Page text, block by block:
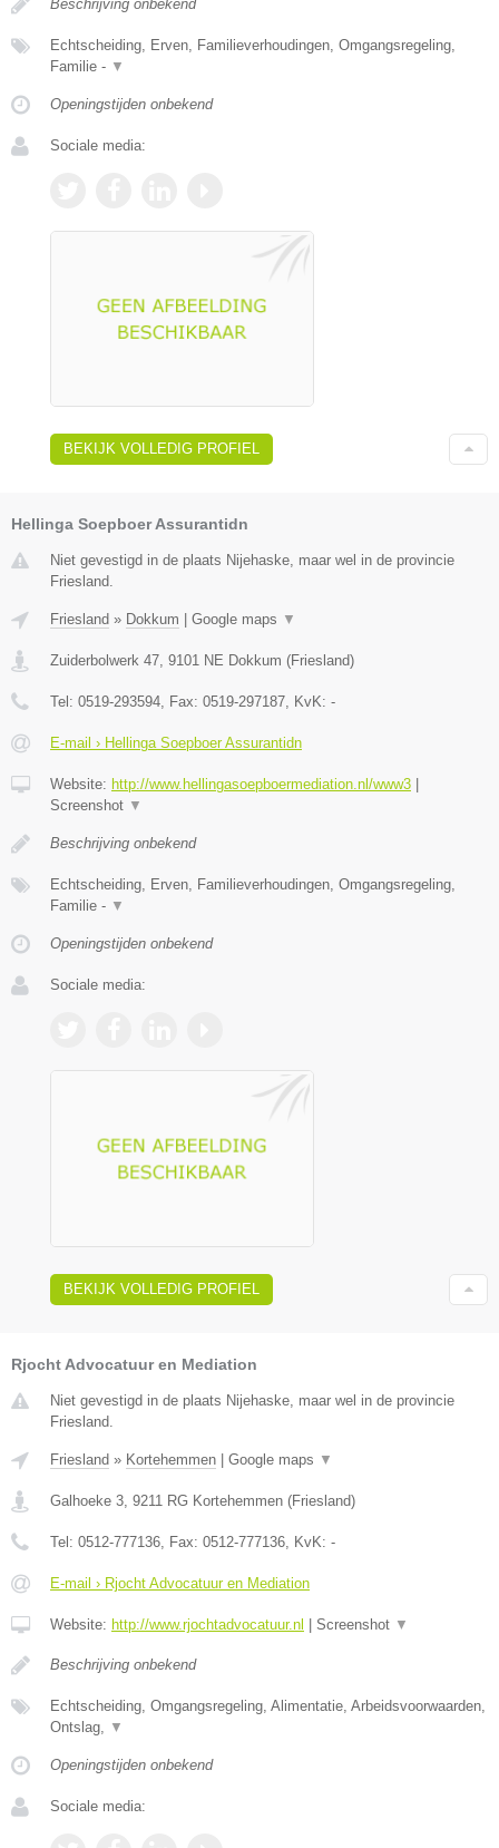
Beschrijving onbekend
Echtscheiding, Erven, Familieverhoudingen, Omgangsregeling,
Familie - ▼
Openingstijden onbekend
Sociale media:
BEKIJK VOLLEDIG PROFIEL
Hellinga Soepboer Assurantidn
Niet gevestigd in de plaats Nijehaske, maar wel in de provincie
Friesland.
Friesland » Dokkum Google maps ▼
Zuiderbolwerk 47, 9101 NE Dokkum (Friesland)
Tel: 0519-293594, Fax: 0519-297187, KvK: -
E-mail › Hellinga Soepboer Assurantidn
Website: http://www.hellingasoepboermediation.nl/www3
Screenshot ▼
Beschrijving onbekend
Echtscheiding, Erven, Familieverhoudingen, Omgangsregeling,
Familie - ▼
Openingstijden onbekend
Sociale media:
BEKIJK VOLLEDIG PROFIEL
Rjocht Advocatuur en Mediation
Niet gevestigd in de plaats Nijehaske, maar wel in de provincie
Friesland.
Friesland » Kortehemmen Google maps ▼
Galhoeke 3 9211 RG Kortehemmen (Friesland)
Tel: 0512-777136 , Fax: 0512-777136 , KvK: -
E-mail › Rjocht Advocatuur en Mediation
Website: http://www.rjochtadvocatuur.nl Screenshot ▼
Beschrijving onbekend
Echtscheiding, Omgangsregeling, Alimentatie, Arbeidsvoorwaarden,
Ontslag,
▼
Openingstijden onbekend
Sociale media: